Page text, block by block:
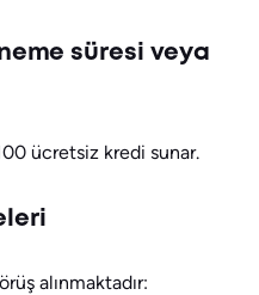
süresi veya
ücretsiz kredi sunar.
alınmaktadır: